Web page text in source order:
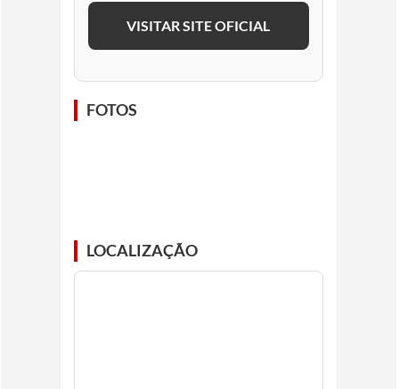
VISITAR SITE OFICIAL
FOTOS
LOCALIZAÇÃO